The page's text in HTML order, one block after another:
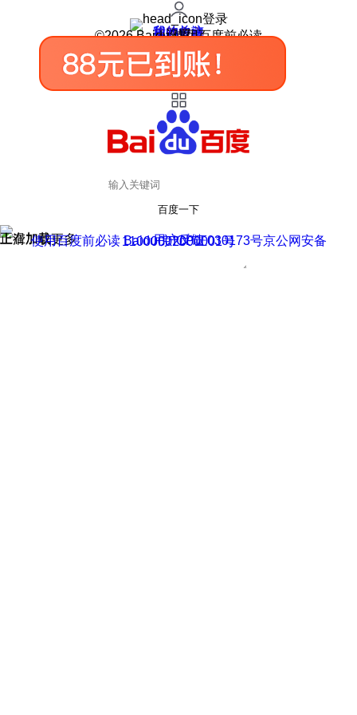
登录
我的关注
我的收藏
皮肤中心
用户反馈
设置
©2026 Baidu 使用百度前必读
百度一下
正在加载
上滑加载更多 用户反馈
使用百度前必读 Baidu 京ICP证030173号
京公网安备11000002000001号